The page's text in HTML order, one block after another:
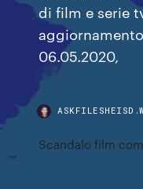
di film e serie
06.05.2020,
Scandalo film